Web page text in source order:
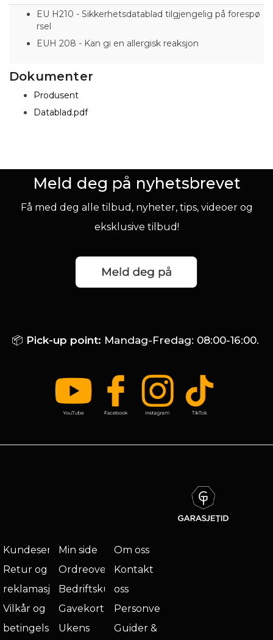
EU H210 - Sikkerhetsdatablad tilgjengelig på forespø
rsel
EUH 208 - Kan gi en allergisk reaksjon
Dokumenter
Produsent
Datablad.pdf
Meld deg på nyhetsbrevet
Få med deg alle tilbud, nyheter, tips, videoer og
eksklusive tilbud!
📦 Pick-up point: Mandag-Fredag: 08:00-16:00.
Kundeservice
Retur og
reklamasjon
Vilkår og
betingelser
Min side
Ordreoversikt
Bedriftskunde
Gavekort
Ukens
Om oss
Kontakt
oss
Personvern
Guider &